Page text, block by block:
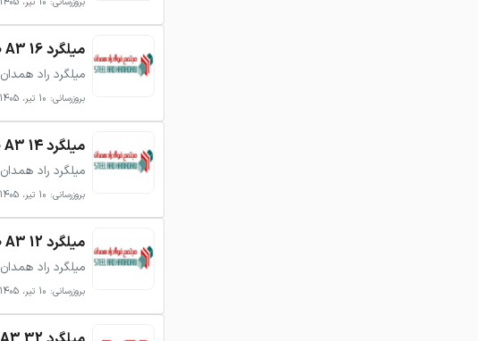
میلگرد 16 A3 طول 12 راد همدان
میلگرد راد همدان
بروزرسانی: 10 تیر، 1405
میلگرد 14 A3 طول 12 راد همدان
میلگرد راد همدان
بروزرسانی: 10 تیر، 1405
میلگرد 12 A3 طول 12 راد همدان
میلگرد راد همدان
بروزرسانی: 10 تیر، 1405